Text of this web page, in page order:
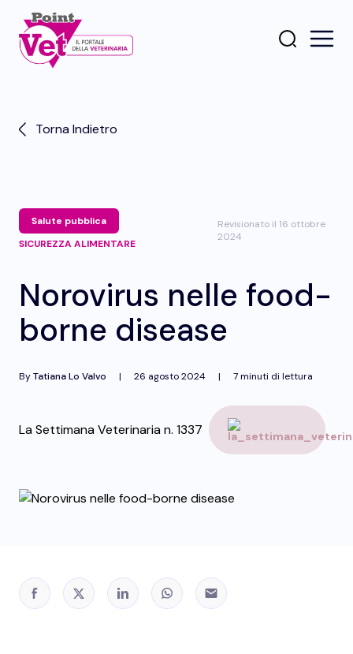
Torna Indietro
Salute pubblica
SICUREZZA ALIMENTARE
Revisionato il 16 ottobre
2024
Norovirus nelle food-
borne disease
ByTatiana Lo Valvo | 26 agosto 2024 | 7 minuti di lettura
La Settimana Veterinaria n. 1337